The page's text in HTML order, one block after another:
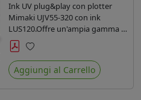
Ink UV plug&play con plotter
Mimaki UJV55-320 con ink
LUS120.Offre un'ampia gamma di
colori,una maggiore densità e un
minore ingiallimento rispetto agli
ink Mimaki LUS-120
Preferiti
Aggiungi al Carrello